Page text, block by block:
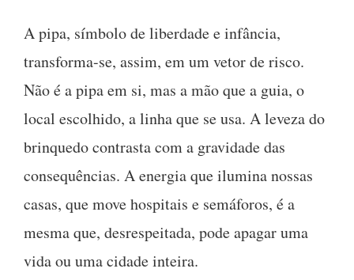
A pipa, símbolo de liberdade e infância,
transforma-se, assim, em um vetor de risco.
Não é a pipa em si, mas a mão que a guia, o
local escolhido, a linha que se usa. A leveza do
brinquedo contrasta com a gravidade das
consequências. A energia que ilumina nossas
casas, que move hospitais e semáforos, é a
mesma que, desrespeitada, pode apagar uma
vida ou uma cidade inteira.